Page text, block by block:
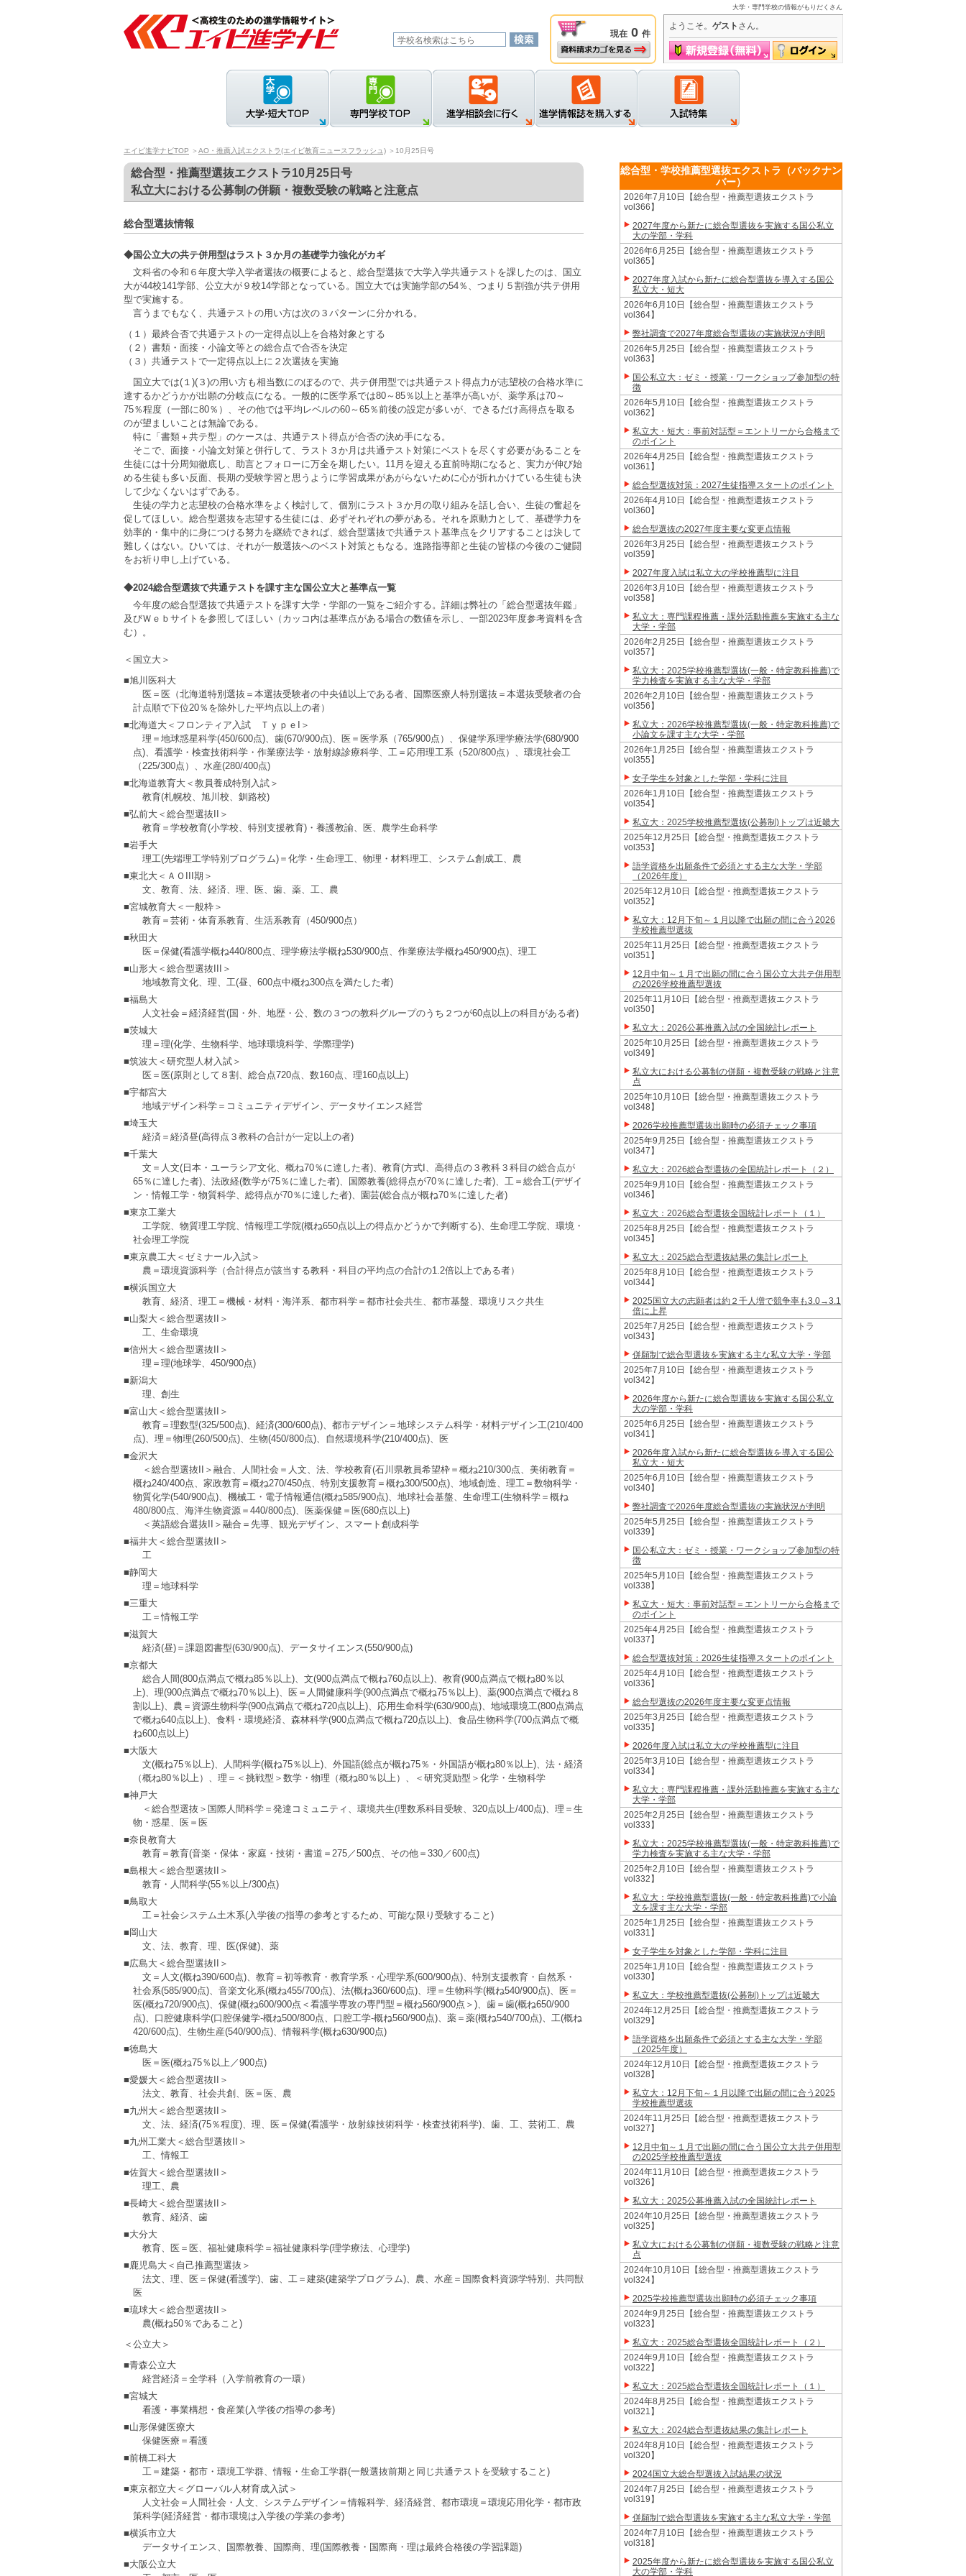
大学・専門学校の情報がもりだくさん
現在 0 件
資料請求カゴを見る
新規登録 ログイン
ようこそ。 ゲスト さん。
エイビ進学ナビTOP ＞ AO・推薦入試エクストラ(エイビ教育ニュースフラッシュ) ＞10月25日号
総合型・推薦型選抜エクストラ10月25日号
私立大における公募制の併願・複数受験の戦略と注意点
総合型選抜情報
◆国公立大の共テ併用型はラスト３か月の基礎学力強化がカギ
文科省の令和６年度大学入学者選抜の概要によると、総合型選抜で大学入学共通テストを課したのは、国立
大が44校141学部、公立大が９校14学部となっている。国立大では実施学部の54％、つまり５割強が共テ併用
型で実施する。
言うまでもなく、共通テストの用い方は次の３パターンに分かれる。
（１）最終合否で共通テストの一定得点以上を合格対象とする
（２）書類・面接・小論文等との総合点で合否を決定
（３）共通テストで一定得点以上に２次選抜を実施
国立大では(１)(３)の用い方も相当数にのぼるので、共テ併用型では共通テスト得点力が志望校の合格水準に
達するかどうかが出願の分岐点になる。一般的に医学系では80～85％以上と基準が高いが、薬学系は70～
75％程度（一部に80％）、その他では平均レベルの60～65％前後の設定が多いが、できるだけ高得点を取る
のが望ましいことは無論である。
特に「書類＋共テ型」のケースは、共通テスト得点が合否の決め手になる。
そこで、面接・小論文対策と併行して、ラスト３か月は共通テスト対策にベストを尽くす必要があることを
生徒には十分周知徹底し、助言とフォローに万全を期したい。11月を迎える直前時期になると、実力が伸び始
める生徒も多い反面、長期の受験学習と思うように学習成果があがらないために心が折れかけている生徒も決
して少なくないはずである。
生徒の学力と志望校の合格水準をよく検討して、個別にラスト３か月の取り組みを話し合い、生徒の奮起を
促してほしい。総合型選抜を志望する生徒には、必ずそれぞれの夢がある。それを原動力として、基礎学力を
効率的・集中的に身につける努力を継続できれば、総合型選抜で共通テスト基準点をクリアすることは決して
難しくはない。ひいては、それが一般選抜へのベスト対策ともなる。進路指導部と生徒の皆様の今後のご健闘
をお祈り申し上げている。
◆2024総合型選抜で共通テストを課す主な国公立大と基準点一覧
今年度の総合型選抜で共通テストを課す大学・学部の一覧をご紹介する。詳細は弊社の「総合型選抜年鑑」
及びＷｅｂサイトを参照してほしい（カッコ内は基準点がある場合の数値を示し、一部2023年度参考資料を含
む）。
＜国立大＞
■旭川医科大
医＝医（北海道特別選抜＝本選抜受験者の中央値以上である者、国際医療人特別選抜＝本選抜受験者の合
計点順で下位20％を除外した平均点以上の者）
■北海道大＜フロンティア入試 ＴｙｐｅI＞
理＝地球惑星科学(450/600点)、歯(670/900点)、医＝医学系（765/900点）、保健学系理学療法学(680/900
点)、看護学・検査技術科学・作業療法学・放射線診療科学、工＝応用理工系（520/800点）、環境社会工
（225/300点）、水産(280/400点)
■北海道教育大＜教員養成特別入試＞
教育(札幌校、旭川校、釧路校)
■弘前大＜総合型選抜II＞
教育＝学校教育(小学校、特別支援教育)・養護教諭、医、農学生命科学
■岩手大
理工(先端理工学特別プログラム)＝化学・生命理工、物理・材料理工、システム創成工、農
■東北大＜ＡＯIII期＞
文、教育、法、経済、理、医、歯、薬、工、農
■宮城教育大＜一般枠＞
教育＝芸術・体育系教育、生活系教育（450/900点）
■秋田大
医＝保健(看護学概ね440/800点、理学療法学概ね530/900点、作業療法学概ね450/900点)、理工
■山形大＜総合型選抜III＞
地域教育文化、理、工(昼、600点中概ね300点を満たした者)
■福島大
人文社会＝経済経営(国・外、地歴・公、数の３つの教科グループのうち２つが60点以上の科目がある者)
■茨城大
理＝理(化学、生物科学、地球環境科学、学際理学)
■筑波大＜研究型人材入試＞
医＝医(原則として８割、総合点720点、数160点、理160点以上)
■宇都宮大
地域デザイン科学＝コミュニティデザイン、データサイエンス経営
■埼玉大
経済＝経済昼(高得点３教科の合計が一定以上の者)
■千葉大
文＝人文(日本・ユーラシア文化、概ね70％に達した者)、教育(方式I、高得点の３教科３科目の総合点が
65％に達した者)、法政経(数学が75％に達した者)、国際教養(総得点が70％に達した者)、工＝総合工(デザイ
ン・情報工学・物質科学、総得点が70％に達した者)、園芸(総合点が概ね70％に達した者)
■東京工業大
工学院、物質理工学院、情報理工学院(概ね650点以上の得点かどうかで判断する)、生命理工学院、環境・
社会理工学院
■東京農工大＜ゼミナール入試＞
農＝環境資源科学（合計得点が該当する教科・科目の平均点の合計の1.2倍以上である者）
■横浜国立大
教育、経済、理工＝機械・材料・海洋系、都市科学＝都市社会共生、都市基盤、環境リスク共生
■山梨大＜総合型選抜II＞
工、生命環境
■信州大＜総合型選抜II＞
理＝理(地球学、450/900点)
■新潟大
理、創生
■富山大＜総合型選抜II＞
教育＝理数型(325/500点)、経済(300/600点)、都市デザイン＝地球システム科学・材料デザイン工(210/400
点)、理＝物理(260/500点)、生物(450/800点)、自然環境科学(210/400点)、医
■金沢大
＜総合型選抜II＞融合、人間社会＝人文、法、学校教育(石川県教員希望枠＝概ね210/300点、美術教育＝
概ね240/400点、家政教育＝概ね270/450点、特別支援教育＝概ね300/500点)、地域創造、理工＝数物科学・
物質化学(540/900点)、機械工・電子情報通信(概ね585/900点)、地球社会基盤、生命理工(生物科学＝概ね
480/800点、海洋生物資源＝440/800点)、医薬保健＝医(680点以上)
＜英語総合選抜II＞融合＝先導、観光デザイン、スマート創成科学
■福井大＜総合型選抜II＞
工
■静岡大
理＝地球科学
■三重大
工＝情報工学
■滋賀大
経済(昼)＝課題図書型(630/900点)、データサイエンス(550/900点)
■京都大
総合人間(800点満点で概ね85％以上)、文(900点満点で概ね760点以上)、教育(900点満点で概ね80％以
上)、理(900点満点で概ね70％以上)、医＝人間健康科学(900点満点で概ね75％以上)、薬(900点満点で概ね８
割以上)、農＝資源生物科学(900点満点で概ね720点以上)、応用生命科学(630/900点)、地域環境工(800点満点
で概ね640点以上)、食料・環境経済、森林科学(900点満点で概ね720点以上)、食品生物科学(700点満点で概
ね600点以上)
■大阪大
文(概ね75％以上)、人間科学(概ね75％以上)、外国語(総点が概ね75％・外国語が概ね80％以上)、法・経済
（概ね80％以上）、理＝＜挑戦型＞数学・物理（概ね80％以上）、＜研究奨励型＞化学・生物科学
■神戸大
＜総合型選抜＞国際人間科学＝発達コミュニティ、環境共生(理数系科目受験、320点以上/400点)、理＝生
物・惑星、医＝医
■奈良教育大
教育＝教育(音楽・保体・家庭・技術・書道＝275／500点、その他＝330／600点)
■島根大＜総合型選抜II＞
教育・人間科学(55％以上/300点)
■鳥取大
工＝社会システム土木系(入学後の指導の参考とするため、可能な限り受験すること)
■岡山大
文、法、教育、理、医(保健)、薬
■広島大＜総合型選抜II＞
文＝人文(概ね390/600点)、教育＝初等教育・教育学系・心理学系(600/900点)、特別支援教育・自然系・
社会系(585/900点)、音楽文化系(概ね455/700点)、法(概ね360/600点)、理＝生物科学(概ね540/900点)、医＝
医(概ね720/900点)、保健(概ね600/900点＜看護学専攻の専門型＝概ね560/900点＞)、歯＝歯(概ね650/900
点)、口腔健康科学(口腔保健学‐概ね500/800点、口腔工学‐概ね560/900点)、薬＝薬(概ね540/700点)、工(概ね
420/600点)、生物生産(540/900点)、情報科学(概ね630/900点)
■徳島大
医＝医(概ね75％以上／900点)
■愛媛大＜総合型選抜II＞
法文、教育、社会共創、医＝医、農
■九州大＜総合型選抜II＞
文、法、経済(75％程度)、理、医＝保健(看護学・放射線技術科学・検査技術科学)、歯、工、芸術工、農
■九州工業大＜総合型選抜II＞
工、情報工
■佐賀大＜総合型選抜II＞
理工、農
■長崎大＜総合型選抜II＞
教育、経済、歯
■大分大
教育、医＝医、福祉健康科学＝福祉健康科学(理学療法、心理学)
■鹿児島大＜自己推薦型選抜＞
法文、理、医＝保健(看護学)、歯、工＝建築(建築学プログラム)、農、水産＝国際食料資源学特別、共同獣
医
■琉球大＜総合型選抜II＞
農(概ね50％であること)
＜公立大＞
■青森公立大
経営経済＝全学科（入学前教育の一環）
■宮城大
看護・事業構想・食産業(入学後の指導の参考)
■山形保健医療大
保健医療＝看護
■前橋工科大
工＝建築・都市・環境工学群、情報・生命工学群(一般選抜前期と同じ共通テストを受験すること)
■東京都立大＜グローバル人材育成入試＞
人文社会＝人間社会・人文、システムデザイン＝情報科学、経済経営、都市環境＝環境応用化学・都市政
策科学(経済経営・都市環境は入学後の学業の参考)
■横浜市立大
データサイエンス、国際教養、国際商、理(国際教養・国際商・理は最終合格後の学習課題)
■大阪公立大
総合型・学校推薦型選抜エクストラ（バックナン
バー）
2026年7月10日【総合型・推薦型選抜エクストラ
vol366】
2027年度から新たに総合型選抜を実施する国公私立
大の学部・学科
2026年6月25日【総合型・推薦型選抜エクストラ
vol365】
2027年度入試から新たに総合型選抜を導入する国公
私立大・短大
2026年6月10日【総合型・推薦型選抜エクストラ
vol364】
弊社調査で2027年度総合型選抜の実施状況が判明
2026年5月25日【総合型・推薦型選抜エクストラ
vol363】
国公私立大：ゼミ・授業・ワークショップ参加型の特
徴
2026年5月10日【総合型・推薦型選抜エクストラ
vol362】
私立大・短大：事前対話型＝エントリーから合格まで
のポイント
2026年4月25日【総合型・推薦型選抜エクストラ
vol361】
総合型選抜対策：2027生徒指導スタートのポイント
2026年4月10日【総合型・推薦型選抜エクストラ
vol360】
総合型選抜の2027年度主要な変更点情報
2026年3月25日【総合型・推薦型選抜エクストラ
vol359】
2027年度入試は私立大の学校推薦型に注目
2026年3月10日【総合型・推薦型選抜エクストラ
vol358】
私立大：専門課程推薦・課外活動推薦を実施する主な
大学・学部
2026年2月25日【総合型・推薦型選抜エクストラ
vol357】
私立大：2025学校推薦型選抜(一般・特定教科推薦)で
学力検査を実施する主な大学・学部
2026年2月10日【総合型・推薦型選抜エクストラ
vol356】
私立大：2026学校推薦型選抜(一般・特定教科推薦)で
小論文を課す主な大学・学部
2026年1月25日【総合型・推薦型選抜エクストラ
vol355】
女子学生を対象とした学部・学科に注目
2026年1月10日【総合型・推薦型選抜エクストラ
vol354】
私立大：2025学校推薦型選抜(公募制)トップは近畿大
2025年12月25日【総合型・推薦型選抜エクストラ
vol353】
語学資格を出願条件で必須とする主な大学・学部
（2026年度）
2025年12月10日【総合型・推薦型選抜エクストラ
vol352】
私立大：12月下旬～１月以降で出願の間に合う2026
学校推薦型選抜
2025年11月25日【総合型・推薦型選抜エクストラ
vol351】
12月中旬～１月で出願の間に合う国公立大共テ併用型
の2026学校推薦型選抜
2025年11月10日【総合型・推薦型選抜エクストラ
vol350】
私立大：2026公募推薦入試の全国統計レポート
2025年10月25日【総合型・推薦型選抜エクストラ
vol349】
私立大における公募制の併願・複数受験の戦略と注意
点
2025年10月10日【総合型・推薦型選抜エクストラ
vol348】
2026学校推薦型選抜出願時の必須チェック事項
2025年9月25日【総合型・推薦型選抜エクストラ
vol347】
私立大：2026総合型選抜の全国統計レポート（２）
2025年9月10日【総合型・推薦型選抜エクストラ
vol346】
私立大：2026総合型選抜全国統計レポート（１）
2025年8月25日【総合型・推薦型選抜エクストラ
vol345】
私立大：2025総合型選抜結果の集計レポート
2025年8月10日【総合型・推薦型選抜エクストラ
vol344】
2025国立大の志願者は約２千人増で競争率も3.0→3.1
倍に上昇
2025年7月25日【総合型・推薦型選抜エクストラ
vol343】
併願制で総合型選抜を実施する主な私立大学・学部
2025年7月10日【総合型・推薦型選抜エクストラ
vol342】
2026年度から新たに総合型選抜を実施する国公私立
大の学部・学科
2025年6月25日【総合型・推薦型選抜エクストラ
vol341】
2026年度入試から新たに総合型選抜を導入する国公
私立大・短大
2025年6月10日【総合型・推薦型選抜エクストラ
vol340】
弊社調査で2026年度総合型選抜の実施状況が判明
2025年5月25日【総合型・推薦型選抜エクストラ
vol339】
国公私立大：ゼミ・授業・ワークショップ参加型の特
徴
2025年5月10日【総合型・推薦型選抜エクストラ
vol338】
私立大・短大：事前対話型＝エントリーから合格まで
のポイント
2025年4月25日【総合型・推薦型選抜エクストラ
vol337】
総合型選抜対策：2026生徒指導スタートのポイント
2025年4月10日【総合型・推薦型選抜エクストラ
vol336】
総合型選抜の2026年度主要な変更点情報
2025年3月25日【総合型・推薦型選抜エクストラ
vol335】
2026年度入試は私立大の学校推薦型に注目
2025年3月10日【総合型・推薦型選抜エクストラ
vol334】
私立大：専門課程推薦・課外活動推薦を実施する主な
大学・学部
2025年2月25日【総合型・推薦型選抜エクストラ
vol333】
私立大：2025学校推薦型選抜(一般・特定教科推薦)で
学力検査を実施する主な大学・学部
2025年2月10日【総合型・推薦型選抜エクストラ
vol332】
私立大：学校推薦型選抜(一般・特定教科推薦)で小論
文を課す主な大学・学部
2025年1月25日【総合型・推薦型選抜エクストラ
vol331】
女子学生を対象とした学部・学科に注目
2025年1月10日【総合型・推薦型選抜エクストラ
vol330】
私立大：学校推薦型選抜(公募制)トップは近畿大
2024年12月25日【総合型・推薦型選抜エクストラ
vol329】
語学資格を出願条件で必須とする主な大学・学部
（2025年度）
2024年12月10日【総合型・推薦型選抜エクストラ
vol328】
私立大：12月下旬～１月以降で出願の間に合う2025
学校推薦型選抜
2024年11月25日【総合型・推薦型選抜エクストラ
vol327】
12月中旬～１月で出願の間に合う国公立大共テ併用型
の2025学校推薦型選抜
2024年11月10日【総合型・推薦型選抜エクストラ
vol326】
私立大：2025公募推薦入試の全国統計レポート
2024年10月25日【総合型・推薦型選抜エクストラ
vol325】
私立大における公募制の併願・複数受験の戦略と注意
点
2024年10月10日【総合型・推薦型選抜エクストラ
vol324】
2025学校推薦型選抜出願時の必須チェック事項
2024年9月25日【総合型・推薦型選抜エクストラ
vol323】
私立大：2025総合型選抜全国統計レポート（２）
2024年9月10日【総合型・推薦型選抜エクストラ
vol322】
私立大：2025総合型選抜全国統計レポート（１）
2024年8月25日【総合型・推薦型選抜エクストラ
vol321】
私立大：2024総合型選抜結果の集計レポート
2024年8月10日【総合型・推薦型選抜エクストラ
vol320】
2024国立大総合型選抜入試結果の状況
2024年7月25日【総合型・推薦型選抜エクストラ
vol319】
併願制で総合型選抜を実施する主な私立大学・学部
2024年7月10日【総合型・推薦型選抜エクストラ
vol318】
2025年度から新たに総合型選抜を実施する国公私立
大の学部・学科